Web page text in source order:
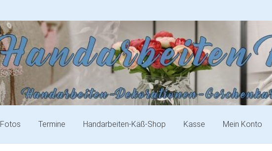
Fotos Termine Handarbeiten-Käß-Shop Kasse Mein Konto